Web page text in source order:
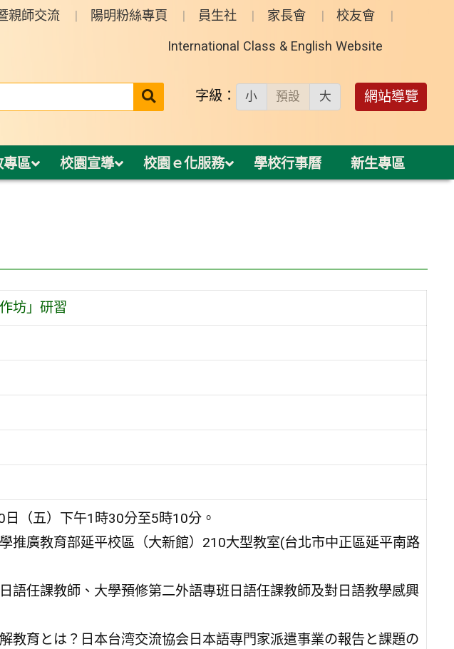
親師交流 陽明粉絲專頁 員生社 家長會 校友會
International Class & English Website
送出 字級： 小 預設 大 網站導覽
專區 校園宣導 校園ｅ化服務 學校行事曆 新生專區
坊」研習
（五）下午1時30分至5時10分。
推廣教育部延平校區（大新館）210大型教室(台北市中正區延平南路
語任課教師、大學預修第二外語專班日語任課教師及對日語教學感興
教育とは？日本台湾交流協会日本語専門家派遣事業の報告と課題の